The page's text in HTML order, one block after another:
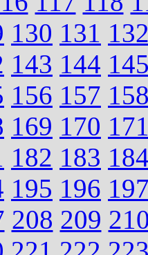
130 131
143 144
156 157
169 170
182 183
195 196
208 209